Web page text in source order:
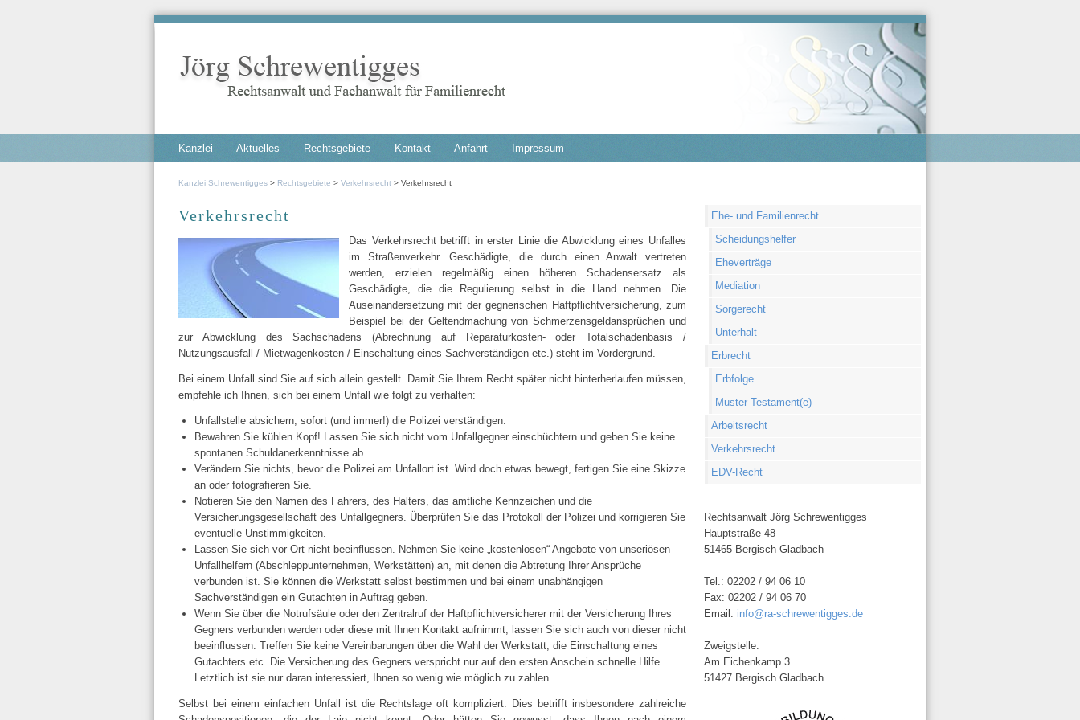
Navigation
Kanzlei Aktuelles Rechtsgebiete Kontakt Anfahrt Impressum
Kanzlei Schrewentigges Rechtsgebiete Verkehrsrecht Verkehrsrecht
Verkehrsrecht
Das Verkehrsrecht betrifft in erster Linie die Abwicklung eines Unfalles
im Straßenverkehr. Geschädigte, die durch einen Anwalt vertreten
werden, erzielen regelmäßig einen höheren Schadensersatz als
Geschädigte, die die Regulierung selbst in die Hand nehmen. Die
Auseinandersetzung mit der gegnerischen Haftpflichtversicherung, zum
Beispiel bei der Geltendmachung von Schmerzensgeldansprüchen und
zur Abwicklung des Sachschadens (Abrechnung auf Reparaturkosten- oder Totalschadenbasis /
Nutzungsausfall / Mietwagenkosten / Einschaltung eines Sachverständigen etc.) steht im Vordergrund.
Bei einem Unfall sind Sie auf sich allein gestellt. Damit Sie Ihrem Recht später nicht hinterherlaufen müssen,
empfehle ich Ihnen, sich bei einem Unfall wie folgt zu verhalten:
Unfallstelle absichern, sofort (und immer!) die Polizei verständigen.
Bewahren Sie kühlen Kopf! Lassen Sie sich nicht vom Unfallgegner einschüchtern und geben Sie keine
spontanen Schuldanerkenntnisse ab.
Verändern Sie nichts, bevor die Polizei am Unfallort ist. Wird doch etwas bewegt, fertigen Sie eine Skizze
an oder fotografieren Sie.
Notieren Sie den Namen des Fahrers, des Halters, das amtliche Kennzeichen und die
Versicherungsgesellschaft des Unfallgegners. Überprüfen Sie das Protokoll der Polizei und korrigieren Sie
eventuelle Unstimmigkeiten.
Lassen Sie sich vor Ort nicht beeinflussen. Nehmen Sie keine „kostenlosen“ Angebote von unseriösen
Unfallhelfern (Abschleppunternehmen, Werkstätten) an, mit denen die Abtretung Ihrer Ansprüche
verbunden ist. Sie können die Werkstatt selbst bestimmen und bei einem unabhängigen
Sachverständigen ein Gutachten in Auftrag geben.
Wenn Sie über die Notrufsäule oder den Zentralruf der Haftpflichtversicherer mit der Versicherung Ihres
Gegners verbunden werden oder diese mit Ihnen Kontakt aufnimmt, lassen Sie sich auch von dieser nicht
beeinflussen. Treffen Sie keine Vereinbarungen über die Wahl der Werkstatt, die Einschaltung eines
Gutachters etc. Die Versicherung des Gegners verspricht nur auf den ersten Anschein schnelle Hilfe.
Letztlich ist sie nur daran interessiert, Ihnen so wenig wie möglich zu zahlen.
Selbst bei einem einfachen Unfall ist die Rechtslage oft kompliziert. Dies betrifft insbesondere zahlreiche
Navigation
Ehe- und Familienrecht
Scheidungshelfer
Eheverträge
Mediation
Sorgerecht
Unterhalt
Erbrecht
Erbfolge
Muster Testament(e)
Arbeitsrecht
Verkehrsrecht
EDV-Recht
Rechtsanwalt Jörg Schrewentigges
Hauptstraße 48
51465 Bergisch Gladbach
Tel.: 02202 / 94 06 10
Fax: 02202 / 94 06 70
Email: info@ra-schrewentigges.de
Zweigstelle:
Am Eichenkamp 3
51427 Bergisch Gladbach